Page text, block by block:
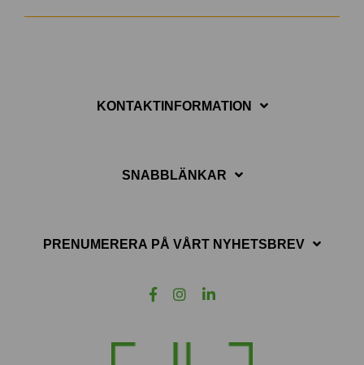
KONTAKTINFORMATION
SNABBLÄNKAR
PRENUMERERA PÅ VÅRT NYHETSBREV